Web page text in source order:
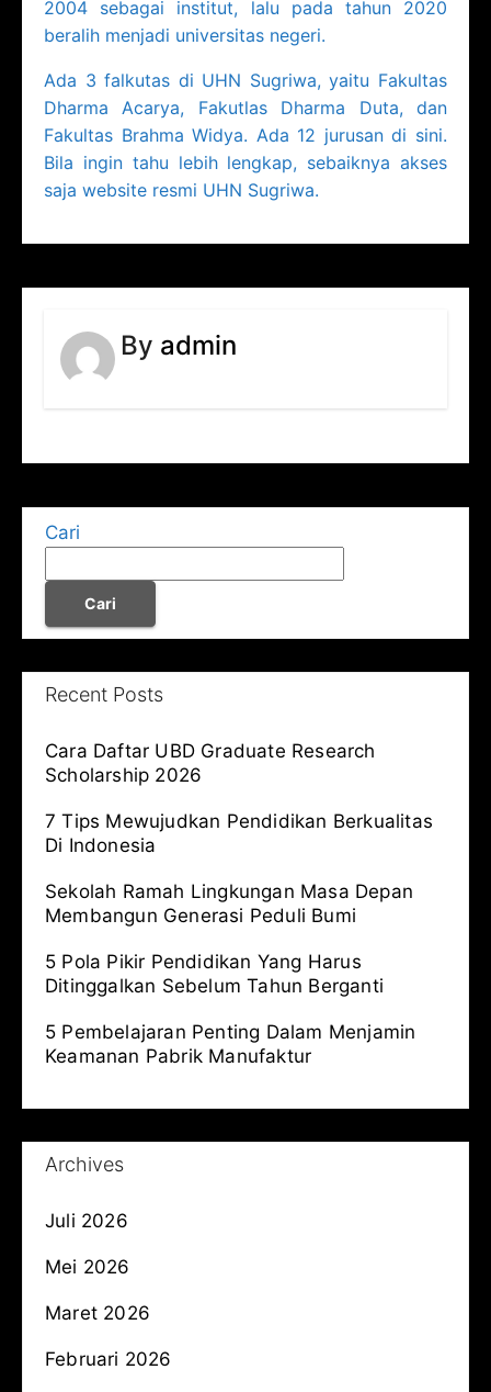
2004 sebagai institut, lalu pada tahun 2020
beralih menjadi universitas negeri.
Ada 3 falkutas di UHN Sugriwa, yaitu Fakultas
Dharma Acarya, Fakutlas Dharma Duta, dan
Fakultas Brahma Widya. Ada 12 jurusan di sini.
Bila ingin tahu lebih lengkap, sebaiknya akses
saja website resmi UHN Sugriwa.
By admin
Cari
Cari
Recent Posts
Cara Daftar UBD Graduate Research
Scholarship 2026
7 Tips Mewujudkan Pendidikan Berkualitas
Di Indonesia
Sekolah Ramah Lingkungan Masa Depan
Membangun Generasi Peduli Bumi
5 Pola Pikir Pendidikan Yang Harus
Ditinggalkan Sebelum Tahun Berganti
5 Pembelajaran Penting Dalam Menjamin
Keamanan Pabrik Manufaktur
Archives
Juli 2026
Mei 2026
Maret 2026
Februari 2026